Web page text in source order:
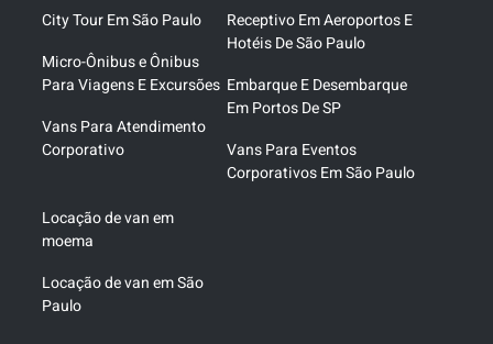
City Tour Em São Paulo
Micro-Ônibus e Ônibus
Para Viagens E Excursões
Vans Para Atendimento
Corporativo
Receptivo Em Aeroportos E
Hotéis De São Paulo
Embarque E Desembarque
Em Portos De SP
Vans Para Eventos
Corporativos Em São Paulo
Locação de van em
moema
Locação de van em São
Paulo